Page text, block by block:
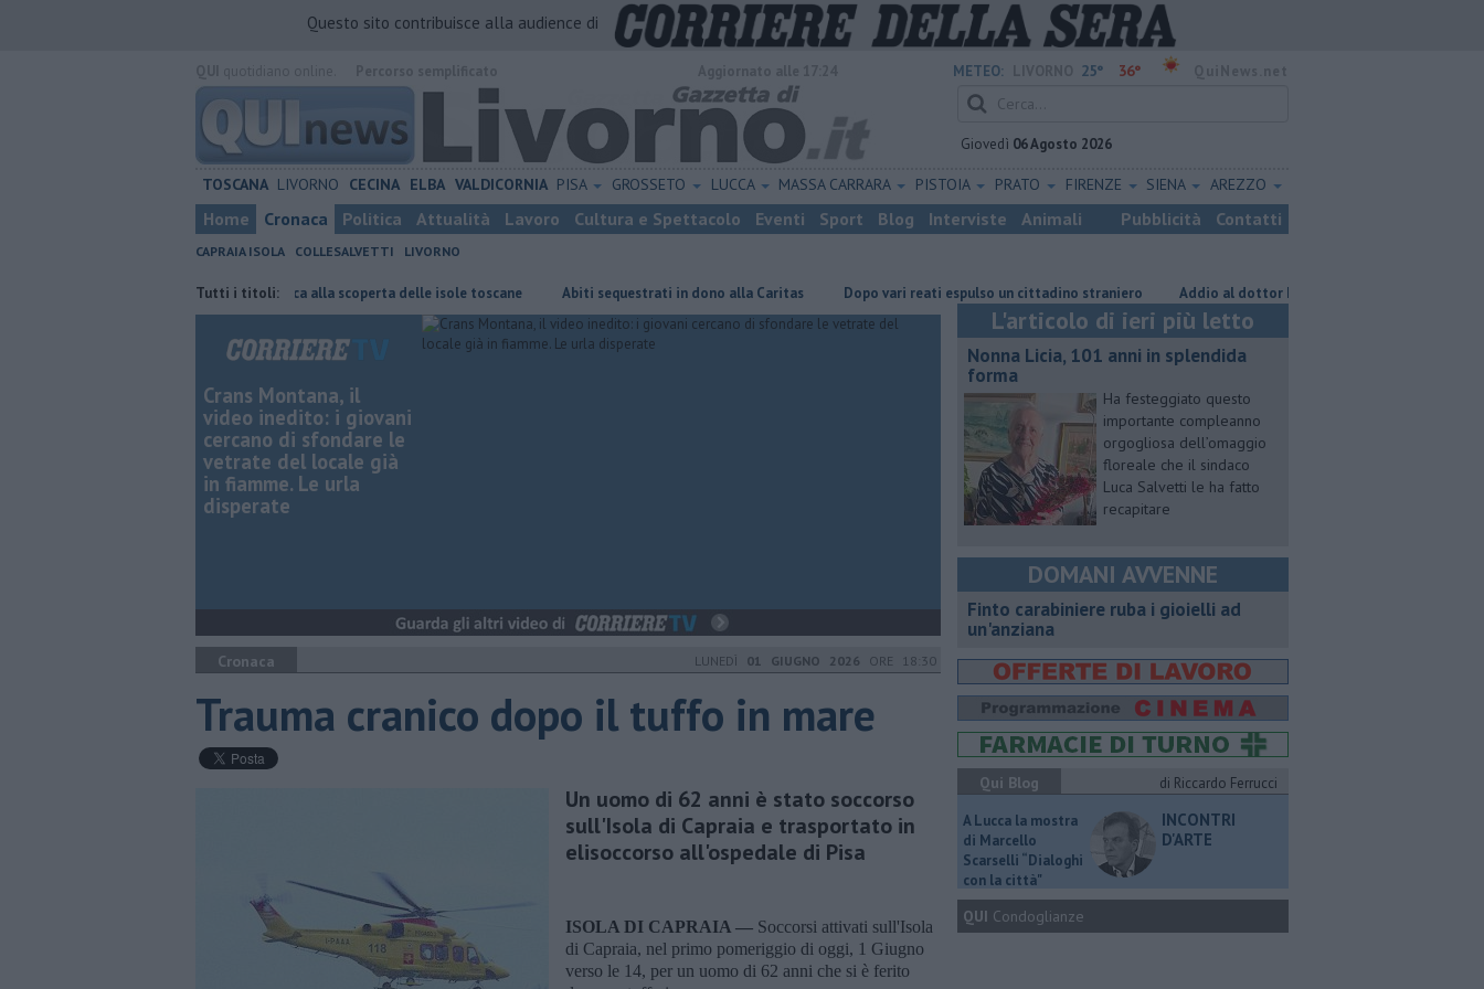
Questo sito contribuisce alla audience di
METEO: 25° 36°
Giovedì 06 Agosto 2026
TOSCANA LIVORNO CECINA ELBA VALDICORNIA PISA GROSSETO LUCCA MASSA CARRARA PISTOIA PRATO FIRENZE SIENA AREZZO
Home Cronaca Politica Attualità Lavoro Cultura e Spettacolo Eventi Sport Blog Interviste Animali Pubblicità Contatti
CAPRAIA ISOLA COLLESALVETTI LIVORNO
Tutti i titoli:
Gara podistica alla scoperta delle isole toscane Abiti sequestrati in dono alla Caritas Dopo vari reati espulso un cittadino straniero Addio al dottor Massimo Campana, il cordoglio
Crans Montana, il
video inedito: i giovani
cercano di sfondare le
vetrate del locale già
in fiamme. Le urla
disperate
Cronaca LUNEDÌ 01 GIUGNO 2026 ORE 18:30
Trauma cranico dopo il tuffo in mare
Un uomo di 62 anni è stato soccorso
sull'Isola di Capraia e trasportato in
elisoccorso all'ospedale di Pisa
ISOLA DI CAPRAIA — Soccorsi attivati sull'Isola
di Capraia, nel primo pomeriggio di oggi, 1 Giugno
verso le 14, per un uomo di 62 anni che si è ferito
L'articolo di ieri più letto
Nonna Licia, 101 anni in splendida
forma
Ha festeggiato questo
importante compleanno
orgogliosa dell’omaggio
floreale che il sindaco
Luca Salvetti le ha fatto
recapitare
DOMANI AVVENNE
Finto carabiniere ruba i gioielli ad
un'anziana
Qui Blog
di Riccardo Ferrucci
A Lucca la mostra
di Marcello
Scarselli “Dialoghi
con la città"
INCONTRI
D'ARTE
QUI Condoglianze